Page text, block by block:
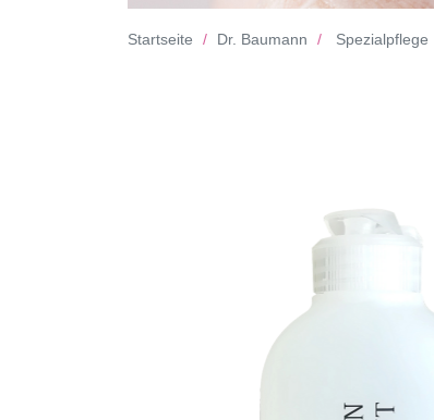
Startseite Dr. Baumann Spezialpflege